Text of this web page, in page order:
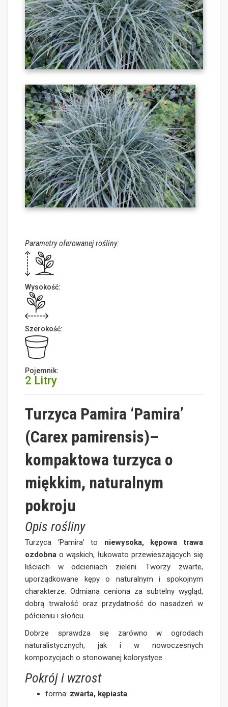
Parametry oferowanej rośliny:
Wysokość:
Szerokość:
Pojemnik:
2 Litry
Turzyca Pamira ‘Pamira’
(Carex pamirensis)–
kompaktowa turzyca o
miękkim, naturalnym
pokroju
Opis rośliny
Turzyca ‘Pamira’ to niewysoka, kępowa trawa
ozdobna o wąskich, łukowato przewieszających się
liściach w odcieniach zieleni. Tworzy zwarte,
uporządkowane kępy o naturalnym i spokojnym
charakterze. Odmiana ceniona za subtelny wygląd,
dobrą trwałość oraz przydatność do nasadzeń w
półcieniu i słońcu.
Dobrze sprawdza się zarówno w ogrodach
naturalistycznych, jak i w nowoczesnych
kompozycjach o stonowanej kolorystyce.
Pokrój i wzrost
forma: zwarta, kępiasta